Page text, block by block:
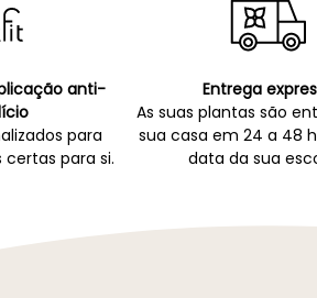
anti-
para
para si.
Entrega
As suas plantas são
sua casa em 24 a 48
data da sua